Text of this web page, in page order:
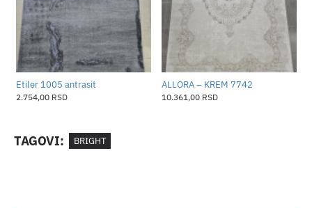
​Etiler 1005 antrasit
2.754,00 RSD
ALLORA – KREM 7742
10.361,00 RSD
TAGOVI: BRIGHT